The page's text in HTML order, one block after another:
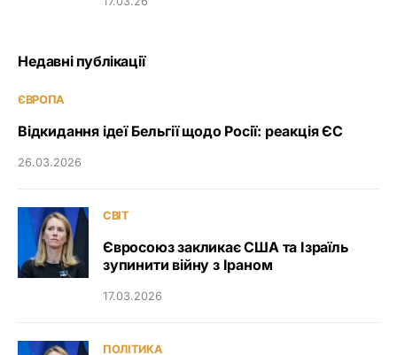
Недавні публікації
ЄВРОПА
Відкидання ідеї Бельгії щодо Росії: реакція ЄС
26.03.2026
СВІТ
Євросоюз закликає США та Ізраїль
зупинити війну з Іраном
17.03.2026
ПОЛІТИКА